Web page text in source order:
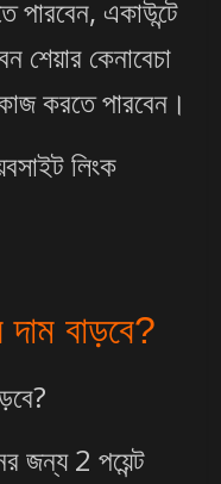
একাউন্টে
শেয়ার কেনাবেচা
করতে পারবেন।
লিংক
দাম বাড়বে?
জন্য 2 পয়েন্ট